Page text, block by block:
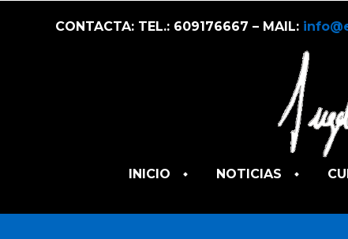
CONTACTA: TEL.: 609176667 – MAIL:
INICIO NOTICIAS